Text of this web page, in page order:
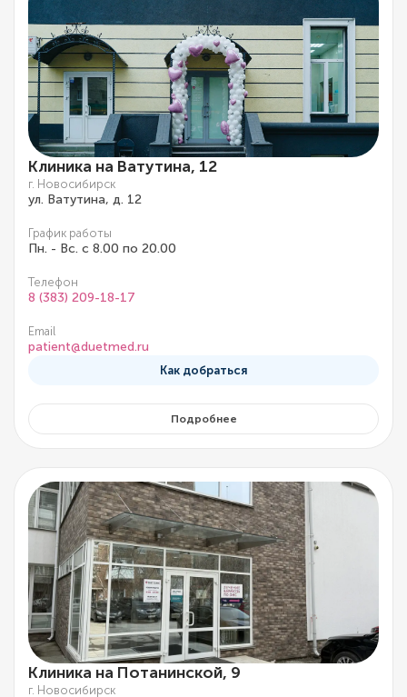
Клиника на Ватутина, 12
г. Новосибирск
ул. Ватутина, д. 12
График работы
Пн. - Вс. с 8.00 по 20.00
Телефон
8 (383) 209-18-17
Email
patient@duetmed.ru
Как добраться
Подробнее
Клиника на Потанинской, 9
г. Новосибирск